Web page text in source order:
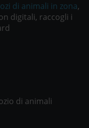
di animali in zona,
digitali, raccogli i
di animali